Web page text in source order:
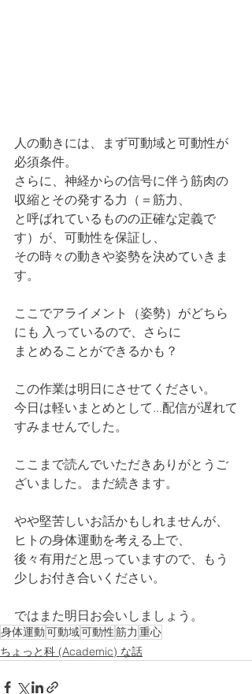
人の動きには、まず可動域と可動性が
必須条件。
さらに、神経からの信号に伴う筋肉の
収縮とその発する力（＝筋力、
と呼ばれているものの正確な定義で
す）が、可動性を保証し、
その時々の動きや姿勢を決めていきま
す。
ここでアライメント（姿勢）がどちら
にも 入っているので、さらに
まとめることができるかも？
この作業は明日にさせてください。
今日は軽いまとめとして...配信が遅れて
すみませんでした。
ここまで読んでいただきありがとうご
ざいました。まだ続きます。
やや堅苦しいお話かもしれませんが、
ヒトの身体運動を考える上で、
後々有用だと思っていますので、もう
少しお付き合いください。
ではまた明日お会いしましょう。
身体運動可動域可動性筋力 重心
ちょっと科 (Academic) な話